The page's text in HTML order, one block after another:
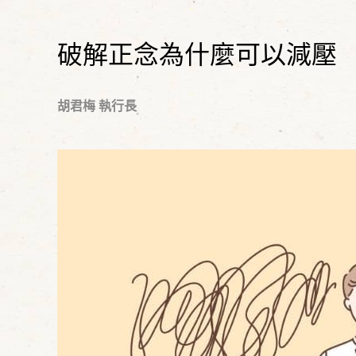
破解正念為什麼可以減壓
胡君梅 執行長